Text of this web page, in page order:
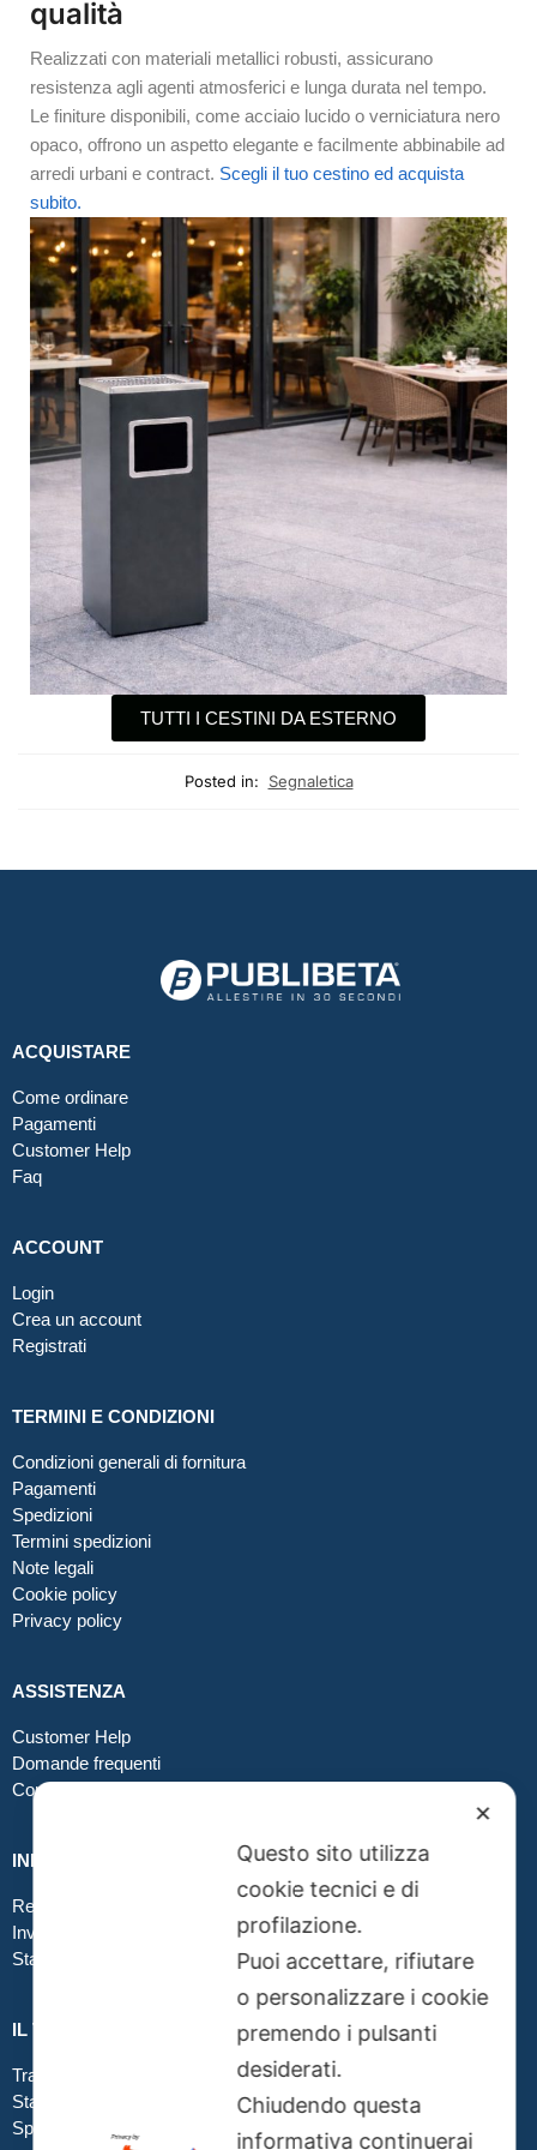
qualità
Realizzati con materiali metallici robusti, assicurano
resistenza agli agenti atmosferici e lunga durata nel tempo.
Le finiture disponibili, come acciaio lucido o verniciatura nero
opaco, offrono un aspetto elegante e facilmente abbinabile ad
arredi urbani e contract. Scegli il tuo cestino ed acquista
subito.
TUTTI I CESTINI DA ESTERNO
Posted in: Segnaletica
ACQUISTARE
Come ordinare
Pagamenti
Customer Help
Faq
ACCOUNT
Login
Crea un account
Registrati
TERMINI E CONDIZIONI
Condizioni generali di fornitura
Pagamenti
Spedizioni
Termini spedizioni
Note legali
Cookie policy
Privacy policy
ASSISTENZA
Customer Help
Domande frequenti
Contatti
INFO GRAFICA
Realizzare file corretti
Inviare file grafici
Stampa in tessuto
IL TUO ORDINE
Traccia la tua spedizione
Stato del tuo ordine
Spedizioni
✕
Questo sito utilizza
cookie tecnici e di
profilazione.
Puoi accettare, rifiutare
o personalizzare i cookie
premendo i pulsanti
desiderati.
Chiudendo questa
informativa continuerai